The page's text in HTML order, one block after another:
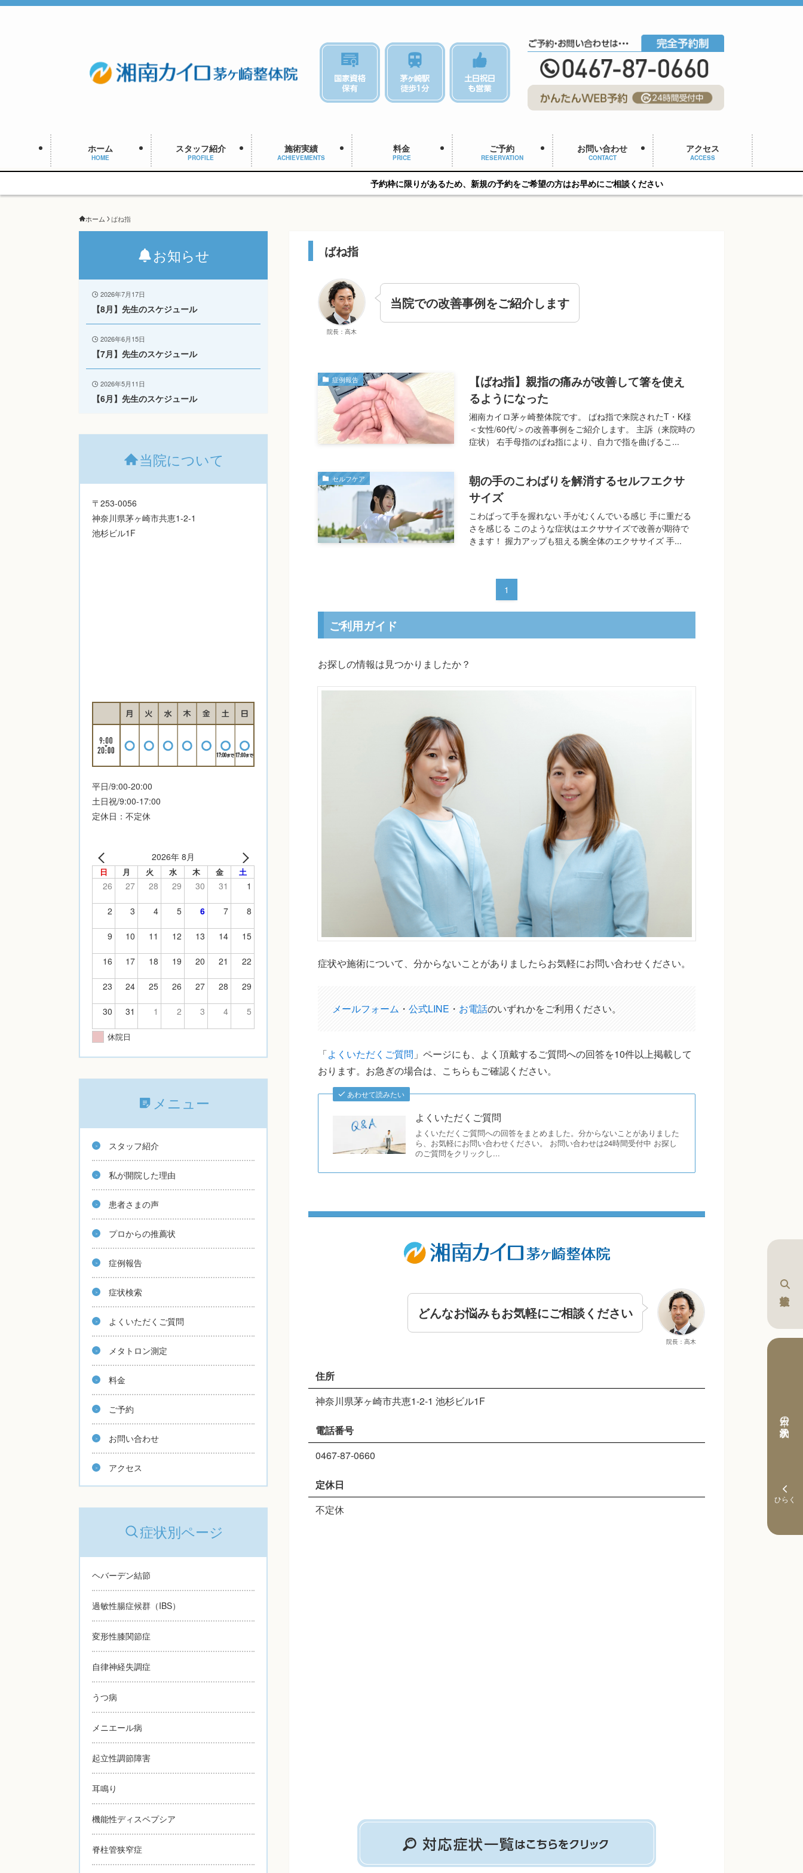
ホーム
HOME
スタッフ紹介
PROFILE
施術実績
ACHIEVEMENTS
料金
PRICE
ご予約
RESERVATION
お問い合わせ
CONTACT
アクセス
ACCESS
予約枠に限りがあるため、新規の予約をご希望の方はお早めにご相談ください
ホーム ばね指
ばね指
院長：高木
当院での改善事例をご紹介します
症例報告
【ばね指】親指の痛みが改善して箸を使え
るようになった
湘南カイロ茅ヶ崎整体院です。 ばね指で来院されたT・K様
＜女性/60代/＞の改善事例をご紹介します。 主訴（来院時の
症状） 右手母指のばね指により、自力で指を曲げるこ...
セルフケア
朝の手のこわばりを解消するセルフエクサ
サイズ
こわばって手を握れない 手がむくんでいる感じ 手に重だる
さを感じる このような症状はエクササイズで改善が期待で
きます！ 握力アップも狙える腕全体のエクササイズ 手...
1
ご利用ガイド
お探しの情報は見つかりましたか？
症状や施術について、分からないことがありましたらお気軽にお問い合わせください。
メールフォーム ・ 公式LINE ・ お電話のいずれかをご利用ください。
「よくいただくご質問 」ページにも、よく頂戴するご質問への回答を10件以上掲載して
おります。お急ぎの場合は、こちらもご確認ください。
あわせて読みたい
よくいただくご質問
よくいただくご質問への回答をまとめました。分からないことがありました
ら、お気軽にお問い合わせください。 お問い合わせは24時間受付中 お探し
のご質問をクリックし...
院長：高木
どんなお悩みもお気軽にご相談ください
住所
神奈川県茅ヶ崎市共恵1-2-1 池杉ビル1F
電話番号
0467-87-0660
定休日
不定休
お知らせ
2026年7月17日
【8月】先生のスケジュール
2026年6月15日
【7月】先生のスケジュール
2026年5月11日
【6月】先生のスケジュール
当院について
〒253-0056
神奈川県茅ヶ崎市共恵1-2-1
池杉ビル1F
平日/9:00-20:00
土日祝/9:00-17:00
定休日：不定休
2026年 8月
日 月 火 水 木 金 土
26 27 28 29 30 31 1
2 3 4 5 6 7 8
9 10 11 12 13 14 15
16 17 18 19 20 21 22
23 24 25 26 27 28 29
30 31 1 2 3 4 5
休院日
メニュー
スタッフ紹介
私が開院した理由
患者さまの声
プロからの推薦状
症例報告
症状検索
よくいただくご質問
メタトロン測定
料金
ご予約
お問い合わせ
アクセス
症状別ページ
ヘバーデン結節
過敏性腸症候群（IBS）
変形性膝関節症
自律神経失調症
うつ病
メニエール病
起立性調節障害
耳鳴り
機能性ディスペプシア
脊柱管狭窄症
本日の予約状況